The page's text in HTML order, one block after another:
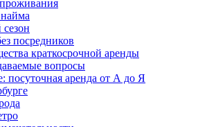
посредников
краткосрочной аренды
вопросы
посуточная аренда от А до Я